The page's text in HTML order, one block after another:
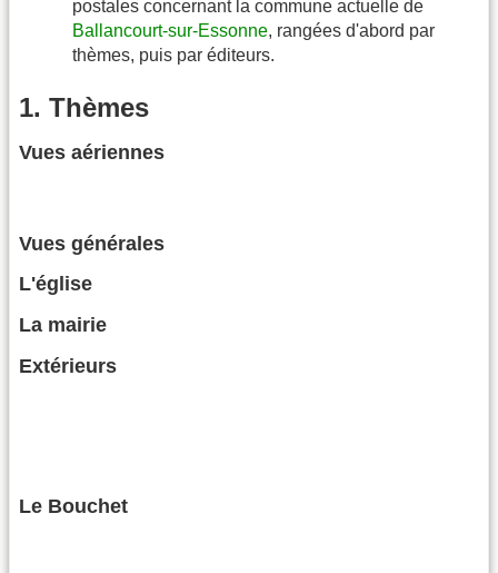
postales concernant la commune actuelle de
Ballancourt-sur-Essonne, rangées d'abord par
thèmes, puis par éditeurs.
1. Thèmes
Vues aériennes
Vues générales
L'église
La mairie
Extérieurs
Le Bouchet